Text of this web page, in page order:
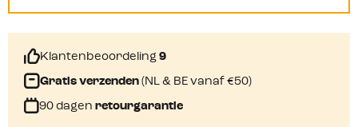
Klantenbeoordeling 9
Gratis verzenden (NL & BE vanaf €50)
90 dagen retourgarantie